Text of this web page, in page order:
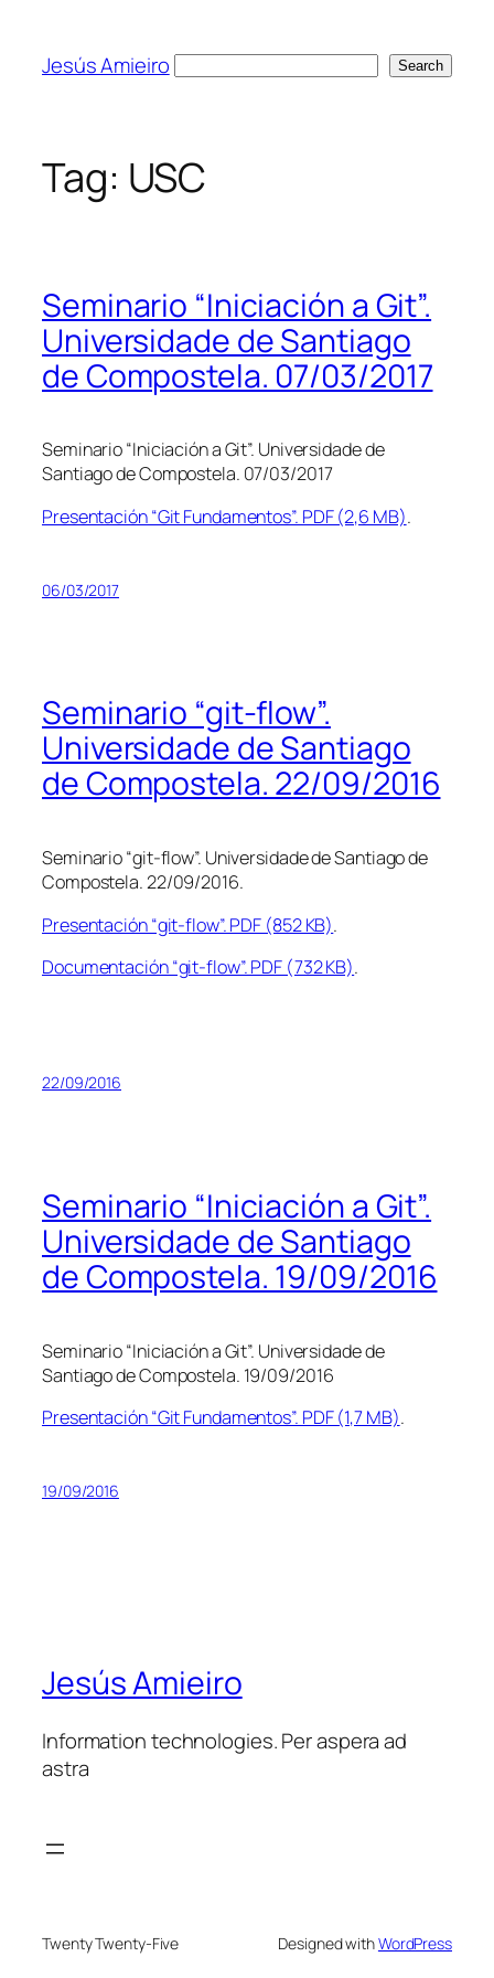
content
Jesús Amieiro Search
Tag: USC
Seminario “Iniciación a Git”.
Universidade de Santiago
de Compostela. 07/03/2017
Seminario “Iniciación a Git”. Universidade de
Santiago de Compostela. 07/03/2017
Presentación “Git Fundamentos”. PDF (2,6 MB).
06/03/2017
Seminario “git-flow”.
Universidade de Santiago
de Compostela. 22/09/2016
Seminario “git-flow”. Universidade de Santiago de
Compostela. 22/09/2016.
Presentación “git-flow”. PDF (852 KB).
Documentación “git-flow”. PDF (732 KB).
22/09/2016
Seminario “Iniciación a Git”.
Universidade de Santiago
de Compostela. 19/09/2016
Seminario “Iniciación a Git”. Universidade de
Santiago de Compostela. 19/09/2016
Presentación “Git Fundamentos”. PDF (1,7 MB).
19/09/2016
Jesús Amieiro
Information technologies. Per aspera ad
astra
Twenty Twenty-Five Designed withWordPress